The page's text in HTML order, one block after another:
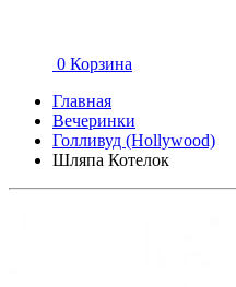
0 Корзина
Главная
Вечеринки
Голливуд (Hollywood)
Шляпа Котелок